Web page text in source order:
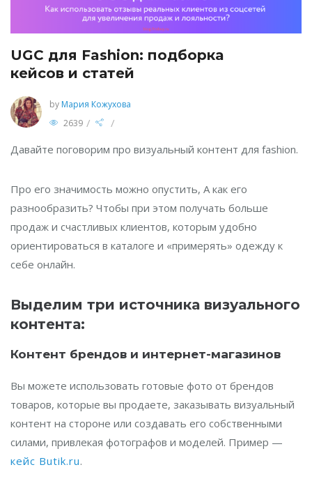
UGC для Fashion: подборка
кейсов и статей
by Мария Кожухова
2639 /
/
Давайте поговорим про визуальный контент для fashion.
Про его значимость можно опустить, А как его
разнообразить? Чтобы при этом получать больше
продаж и счастливых клиентов, которым удобно
ориентироваться в каталоге и «примерять» одежду к
себе онлайн.
Выделим три источника визуального
контента:
Контент брендов и интернет-магазинов
Вы можете использовать готовые фото от брендов
товаров, которые вы продаете, заказывать визуальный
контент на стороне или создавать его собственными
силами, привлекая фотографов и моделей. Пример —
кейс Butik.ru.